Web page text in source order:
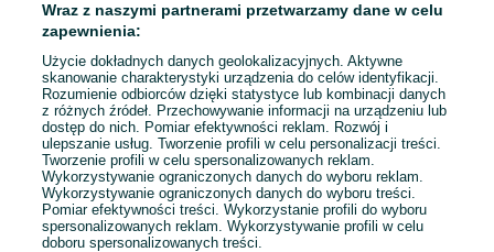
To ogłoszenie nie jest już dostępne
Przejdź na stronę główną
Wraz z naszymi partnerami przetwarzamy dane w celu
zapewnienia:
Użycie dokładnych danych geolokalizacyjnych. Aktywne
skanowanie charakterystyki urządzenia do celów identyfikacji.
Rozumienie odbiorców dzięki statystyce lub kombinacji danych
z różnych źródeł. Przechowywanie informacji na urządzeniu lub
dostęp do nich. Pomiar efektywności reklam. Rozwój i
ulepszanie usług. Tworzenie profili w celu personalizacji treści.
Tworzenie profili w celu spersonalizowanych reklam.
Wykorzystywanie ograniczonych danych do wyboru reklam.
Wykorzystywanie ograniczonych danych do wyboru treści.
Pomiar efektywności treści. Wykorzystanie profili do wyboru
spersonalizowanych reklam. Wykorzystywanie profili w celu
doboru spersonalizowanych treści.